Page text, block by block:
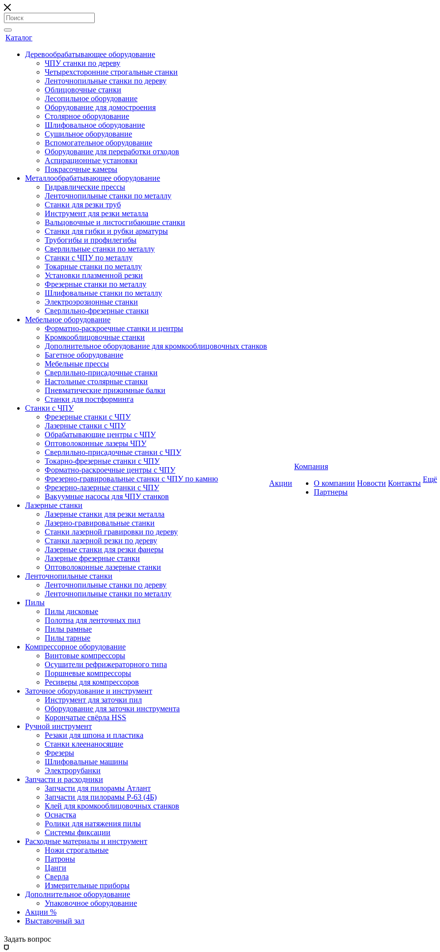
Каталог
Деревообрабатывающее оборудование
ЧПУ станки по дереву
Четырехсторонние строгальные станки
Ленточнопильные станки по дереву
Облицовочные станки
Лесопильное оборудование
Оборудование для домостроения
Столярное оборудование
Шлифовальное оборудование
Сушильное оборудование
Вспомогательное оборудование
Оборудование для переработки отходов
Аспирационные установки
Покрасочные камеры
Металлообрабатывающее оборудование
Гидравлические прессы
Ленточнопильные станки по металлу
Станки для резки труб
Инструмент для резки металла
Вальцовочные и листосгибающие станки
Станки для гибки и рубки арматуры
Трубогибы и профилегибы
Сверлильные станки по металлу
Станки с ЧПУ по металлу
Токарные станки по металлу
Установки плазменной резки
Фрезерные станки по металлу
Шлифовальные станки по металлу
Электроэрозионные станки
Сверлильно-фрезерные станки
Мебельное оборудование
Форматно-раскроечные станки и центры
Кромкооблицовочные станки
Дополнительное оборудование для кромкооблицовочных станков
Багетное оборудование
Мебельные прессы
Сверлильно-присадочные станки
Настольные столярные станки
Пневматические прижимные балки
Станки для постформинга
Станки с ЧПУ
Фрезерные станки с ЧПУ
Лазерные станки с ЧПУ
Обрабатывающие центры с ЧПУ
Оптоволоконные лазеры ЧПУ
Сверлильно-присадочные станки с ЧПУ
Токарно-фрезерные станки с ЧПУ
Форматно-раскроечные центры с ЧПУ
Фрезерно-гравировальные станки с ЧПУ по камню
Фрезерно-лазерные станки с ЧПУ
Вакуумные насосы для ЧПУ станков
Лазерные станки
Лазерные станки для резки металла
Лазерно-гравировальные станки
Станки лазерной гравировки по дереву
Станки лазерной резки по дереву
Лазерные станки для резки фанеры
Лазерные фрезерные станки
Оптоволоконные лазерные станки
Ленточнопильные станки
Ленточнопильные станки по дереву
Ленточнопильные станки по металлу
Пилы
Пилы дисковые
Полотна для ленточных пил
Пилы рамные
Пилы тарные
Компрессорное оборудование
Винтовые компрессоры
Осушители рефрижераторного типа
Поршневые компрессоры
Ресиверы для компрессоров
Заточное оборудование и инструмент
Инструмент для заточки пил
Оборудование для заточки инструмента
Корончатые свёрла HSS
Ручной инструмент
Резаки для шпона и пластика
Станки клеенаносящие
Фрезеры
Шлифовальные машины
Электрорубанки
Запчасти и расходники
Запчасти для пилорамы Атлант
Запчасти для пилорамы Р-63 (4Б)
Клей для кромкооблицовочных станков
Оснастка
Ролики для натяжения пилы
Системы фиксации
Расходные материалы и инструмент
Ножи строгальные
Патроны
Цанги
Сверла
Измерительные приборы
Дополнительное оборудование
Упаковочное оборудование
Акции %
Выставочный зал
Акции
Компания
О компании
Партнеры
Новости Контакты Ещё
Задать вопрос